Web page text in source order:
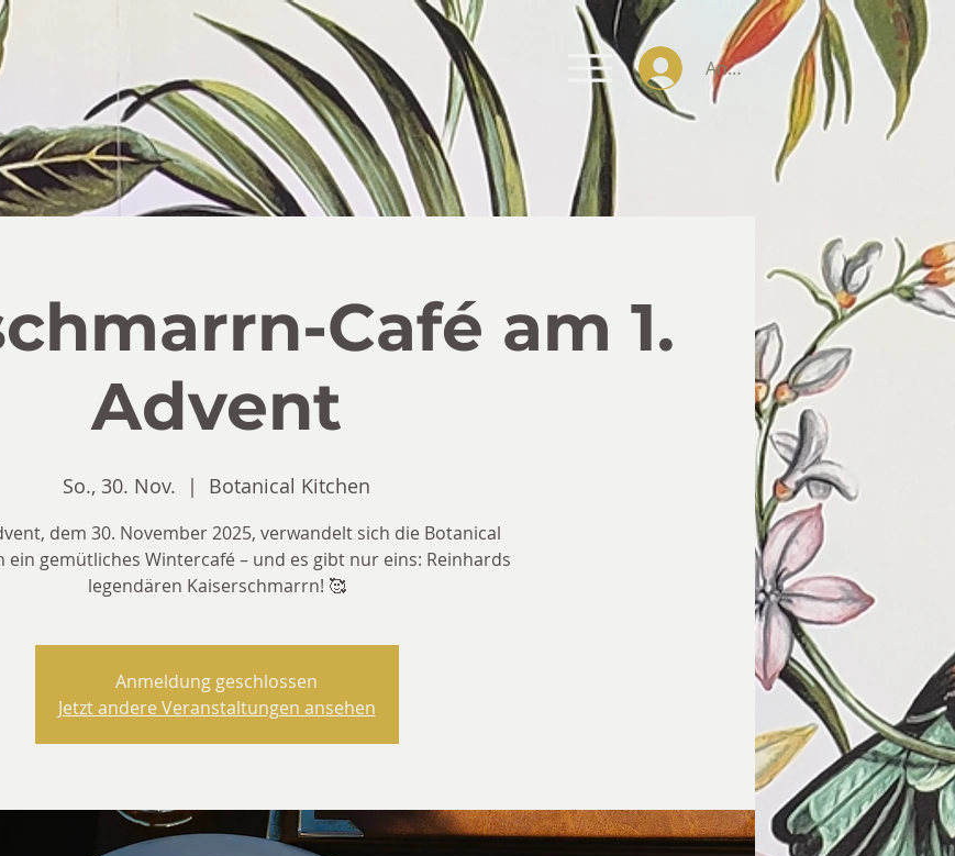
Anmelden
Café am 1.
Advent
So., 30. Nov.
  |
Botanical Kitchen
dem 30. November 2025, verwandelt sich die Botanical
ein gemütliches Wintercafé – und es gibt nur eins: Reinhards
legendären Kaiserschmarrn! 🥰
Anmeldung geschlossen
Jetzt andere Veranstaltungen ansehen